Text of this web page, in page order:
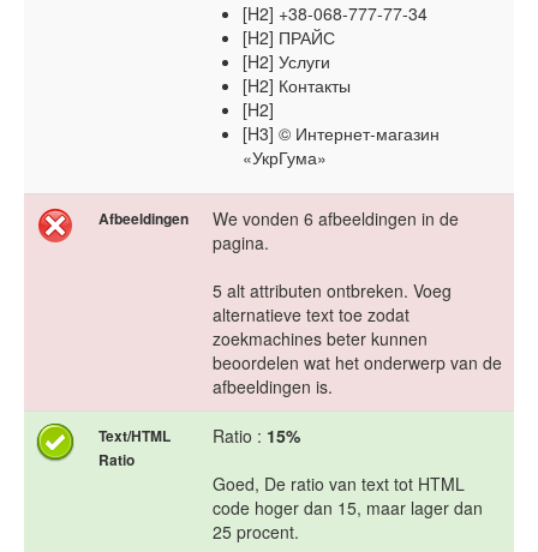
[H2] +38-068-777-77-34
[H2] ПРАЙС
[H2] Услуги
[H2] Контакты
[H2]
[H3] © Интернет-магазин
«УкрГума»
Afbeeldingen
We vonden 6 afbeeldingen in de
pagina.
5 alt attributen ontbreken. Voeg
alternatieve text toe zodat
zoekmachines beter kunnen
beoordelen wat het onderwerp van de
afbeeldingen is.
Text/HTML
Ratio
Ratio : 15%
Goed, De ratio van text tot HTML
code hoger dan 15, maar lager dan
25 procent.